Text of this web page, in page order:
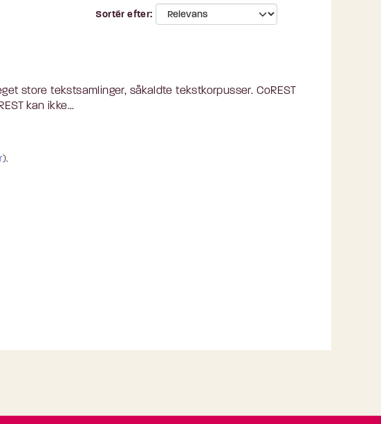
Sortér efter
store tekstsamlinger, såkaldte tekstkorpusser. CoREST
kan ikke...
).